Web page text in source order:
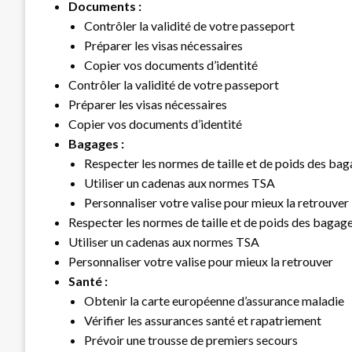
Documents :
Contrôler la validité de votre passeport
Préparer les visas nécessaires
Copier vos documents d’identité
Contrôler la validité de votre passeport
Préparer les visas nécessaires
Copier vos documents d’identité
Bagages :
Respecter les normes de taille et de poids des
Utiliser un cadenas aux normes TSA
Personnaliser votre valise pour mieux la retrouver
Respecter les normes de taille et de poids des
Utiliser un cadenas aux normes TSA
Personnaliser votre valise pour mieux la retrouver
Santé :
Obtenir la carte européenne d’assurance maladie
Vérifier les assurances santé et rapatriement
Prévoir une trousse de premiers secours